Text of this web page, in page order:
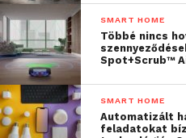
SMART HOME
Többé nincs
Spot+Scrub™
SMART HOME
Automatizált
feladatokat